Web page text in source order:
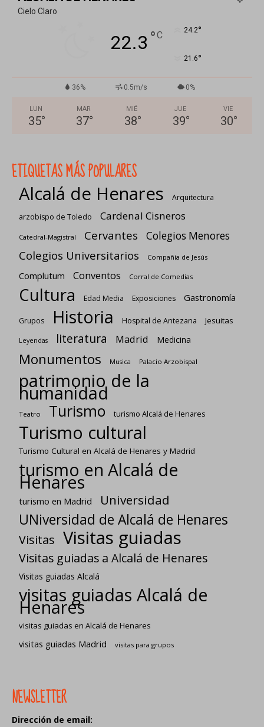
Cielo Claro
22.3 °C 24.2°
21.6°
36% 0.5m/s 0%
LUN
35°
MAR
37°
MIÉ
38°
JUE
39°
VIE
30°
ETIQUETAS MÁS POPULARES
Alcalá de Henares
Arquitectura
arzobispo de Toledo
Cardenal Cisneros
Catedral-Magistral Cervantes Colegios Menores
Colegios Universitarios Compañía de Jesús
Complutum Conventos Corral de Comedias
Cultura Edad Media Exposiciones Gastronomía
Grupos Historia Hospital de Antezana Jesuitas
Leyendas literatura Madrid Medicina
Monumentos Musica Palacio Arzobispal
patrimonio de la
humanidad
Teatro Turismo turismo Alcalá de Henares
Turismo cultural
Turismo Cultural en Alcalá de Henares y Madrid
turismo en Alcalá de
Henares
turismo en Madrid Universidad
UNiversidad de Alcalá de Henares
Visitas Visitas guiadas
Visitas guiadas a Alcalá de Henares
Visitas guiadas Alcalá
visitas guiadas Alcalá de
Henares
visitas guiadas en Alcalá de Henares
visitas guiadas Madrid visitas para grupos
NEWSLETTER
Dirección de email: